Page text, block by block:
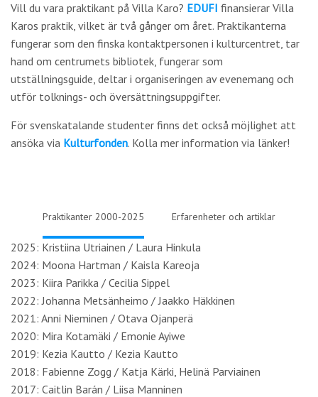
Vill du vara praktikant på Villa Karo? EDUFI finansierar Villa
Karos praktik, vilket är två gånger om året. Praktikanterna
fungerar som den finska kontaktpersonen i kulturcentret, tar
hand om centrumets bibliotek, fungerar som
utställningsguide, deltar i organiseringen av evenemang och
utför tolknings- och översättningsuppgifter.
För svenskatalande studenter finns det också möjlighet att
ansöka via Kulturfonden. Kolla mer information via länker!
Praktikanter 2000-2025 Erfarenheter och artiklar
2025: Kristiina Utriainen / Laura Hinkula
2024: Moona Hartman / Kaisla Kareoja
2023: Kiira Parikka / Cecilia Sippel
2022: Johanna Metsänheimo / Jaakko Häkkinen
2021: Anni Nieminen / Otava Ojanperä
2020: Mira Kotamäki / Emonie Ayiwe
2019: Kezia Kautto / Kezia Kautto
2018: Fabienne Zogg / Katja Kärki, Helinä Parviainen
2017: Caitlin Barán / Liisa Manninen